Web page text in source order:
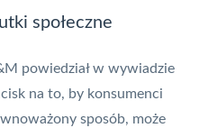
społeczne
powiedział w wywiadzie
na to, by konsumenci
sposób, może